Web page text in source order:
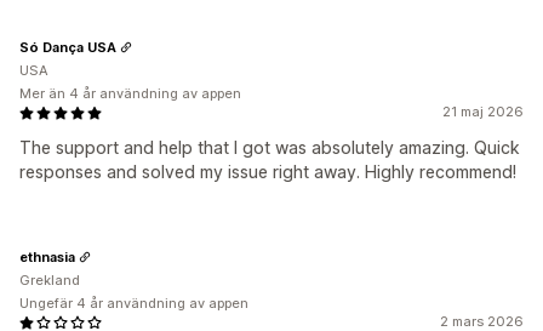
21 maj 2026
The support and help that I got was absolutely amazing. Quick
responses and solved my issue right away. Highly recommend!
Só Dança USA
USA
Mer än 4 år användning av appen
2 mars 2026
ethnasia
Grekland
Ungefär 4 år användning av appen